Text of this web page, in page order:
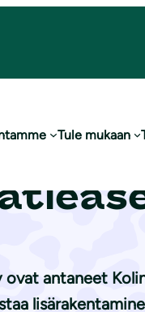
Tule mukaan
antaneet